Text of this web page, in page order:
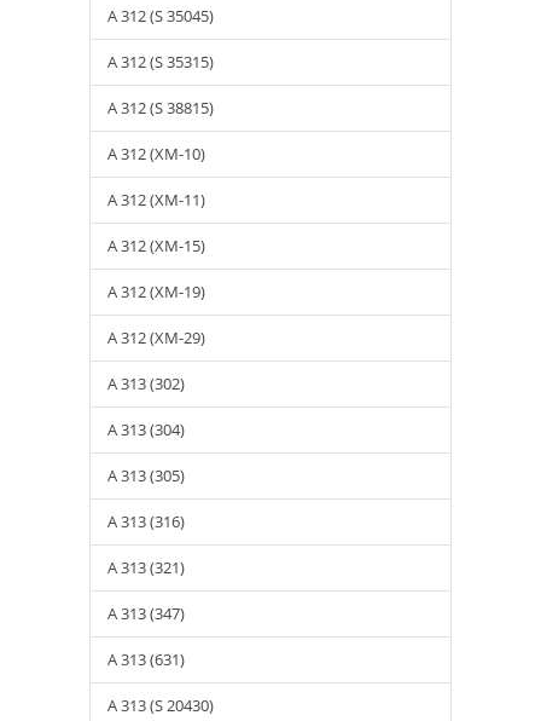
A 312 (S 35045)
A 312 (S 35315)
A 312 (S 38815)
A 312 (XM-10)
A 312 (XM-11)
A 312 (XM-15)
A 312 (XM-19)
A 312 (XM-29)
A 313 (302)
A 313 (304)
A 313 (305)
A 313 (316)
A 313 (321)
A 313 (347)
A 313 (631)
A 313 (S 20430)